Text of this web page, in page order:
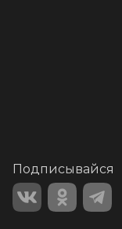
Подписывайся